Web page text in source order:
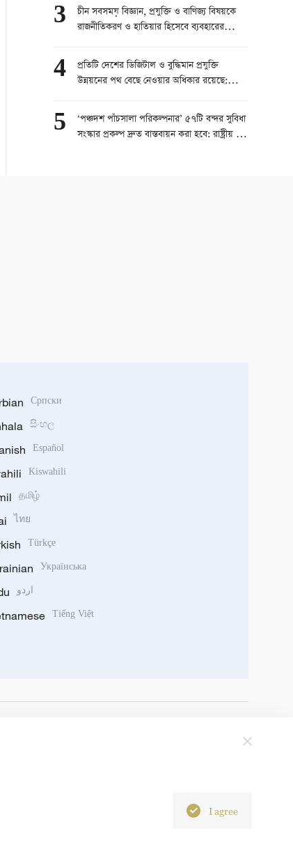
3
চীন সবসময় বিজ্ঞান, প্রযুক্তি ও বাণিজ্য বিষয়কে
রাজনীতিকরণ ও হাতিয়ার হিসেবে ব্যবহারের
4
প্রতিটি দেশের ডিজিটাল ও বুদ্ধিমান প্রযুক্তি
উন্নয়নের পথ বেছে নেওয়ার অধিকার রয়েছে:
5
‘পঞ্চদশ পাঁচসালা পরিকল্পনার’ ৫৭টি বন্দর সুবিধা
সংস্কার প্রকল্প দ্রুত বাস্তবায়ন করা হবে: রাষ্ট্রীয় শুল্ক
Српски
සිංහල
Español
Kiswahili
தமிழ்
ไทย
Türkçe
Українська
اردو
Tiếng Việt
I agree